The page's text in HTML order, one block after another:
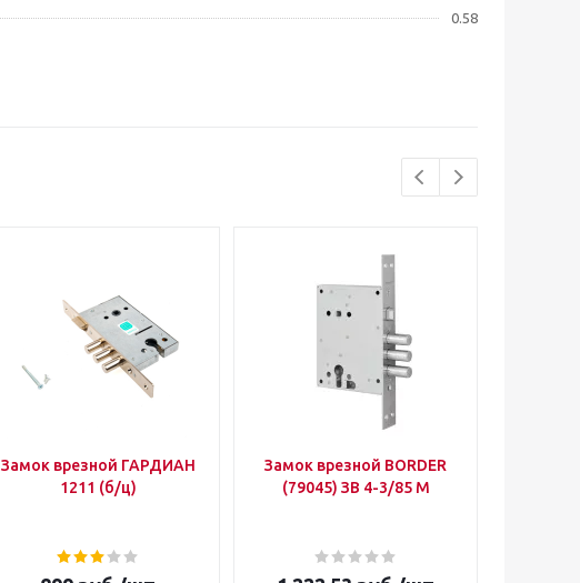
0.58
Замок врезной ГАРДИАН
1211 (б/ц)
Замок врезной BORDER
(79045) ЗВ 4-3/85 М